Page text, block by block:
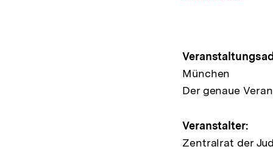
zur
München
Der genaue
Veranstalter:
Zentralrat der